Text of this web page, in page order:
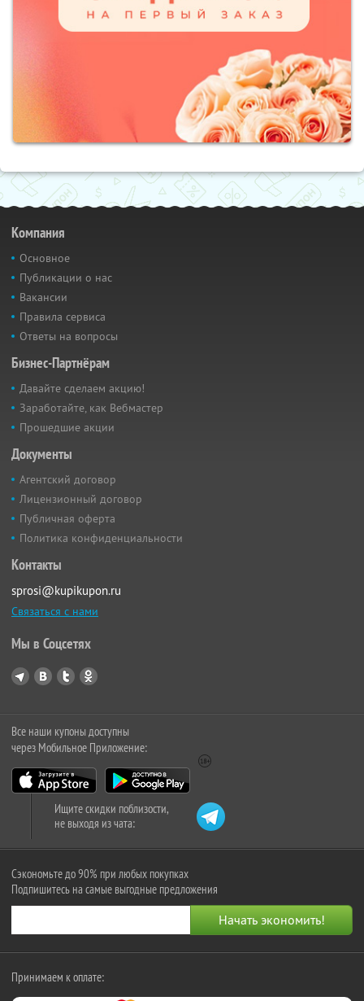
Компания
Основное
Публикации о нас
Вакансии
Правила сервиса
Ответы на вопросы
Бизнес-Партнёрам
Давайте сделаем акцию!
Заработайте, как Вебмастер
Прошедшие акции
Документы
Агентский договор
Лицензионный договор
Публичная оферта
Политика конфиденциальности
Контакты
sprosi@kupikupon.ru
Связаться с нами
Мы в Соцсетях
Все наши купоны доступны
через Мобильное Приложение:
Ищите скидки поблизости,
не выходя из чата:
Сэкономьте до 90% при любых покупках
Подпишитесь на самые выгодные предложения
Принимаем к оплате: